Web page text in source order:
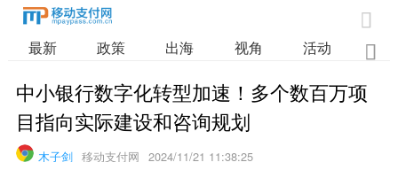

最新 政策 出海 视角 活动 业

中小银行数字化转型加速！多个数百万项
目指向实际建设和咨询规划
木子剑 移动支付网 2024/11/21 11:38:25